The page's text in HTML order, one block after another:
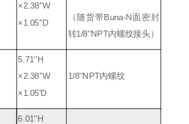
×2.38''W
×1.05''D
（随货带Buna-N面密封
转1/8''NPT内螺纹接头）
5.71''H
×2.38''W
×1.05'D
1/8''NPT内螺纹
6.01''H